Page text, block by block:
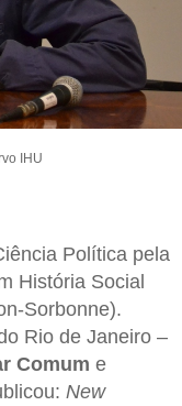
IHU
Política pela
História Social
Sorbonne).
Rio de Janeiro –
Comum e
New